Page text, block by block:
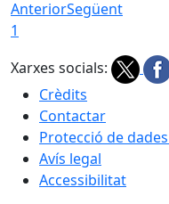
AnteriorSegüent
1
Xarxes socials:
Crèdits
Contactar
Protecció de
Avís legal
Accessibilitat